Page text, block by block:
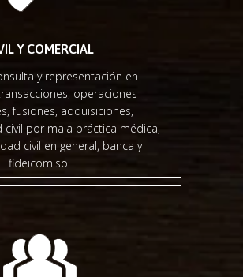
Y COMERCIAL
y representación en
operaciones
fusiones, adquisiciones,
civil por mala práctica médica,
civil en general, banca y
fideicomiso.